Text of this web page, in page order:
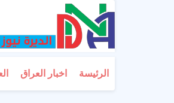
الرئيسة اخبار العراق